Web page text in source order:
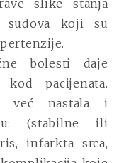
slike stanja
koji su
bolesti daje
pacijenata.
već nastala i
(stabilne ili
infarkta srca,